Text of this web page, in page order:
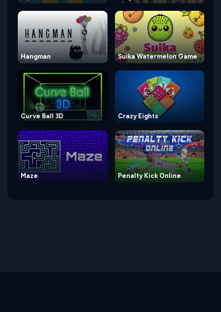
Hangman Suika Watermelon Game
Curve Ball 3D Crazy Eights
Maze Penalty Kick Online